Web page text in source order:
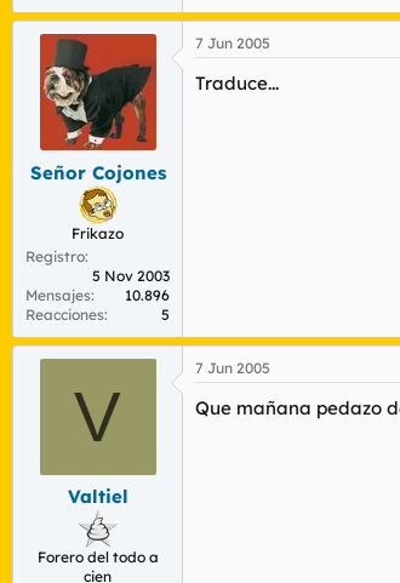
Señor Cojones
Frikazo
Registro
5 Nov 2003
Mensajes
10.896
Reacciones
5
7 Jun 2005
Traduce...
V
Valtiel
Forero del todo a
cien
7 Jun 2005
Que mañana pedazo